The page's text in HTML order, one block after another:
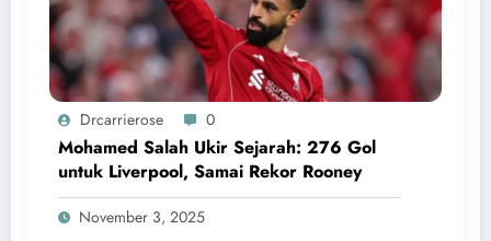
Drcarrierose 0
Mohamed Salah Ukir Sejarah: 276 Gol
untuk Liverpool, Samai Rekor Rooney
November 3, 2025